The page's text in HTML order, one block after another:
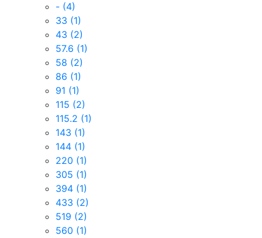
- (4)
33 (1)
43 (2)
57.6 (1)
58 (2)
86 (1)
91 (1)
115 (2)
115.2 (1)
143 (1)
144 (1)
220 (1)
305 (1)
394 (1)
433 (2)
519 (2)
560 (1)